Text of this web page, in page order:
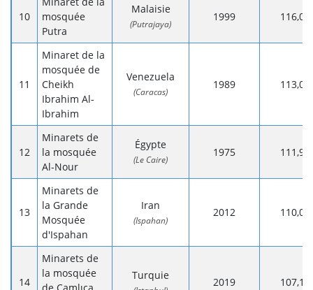
mosquée
Putra
Malaisie
(Putrajaya)
1999 116,0
Minaret de la
mosquée de
Cheikh
Ibrahim Al-
Ibrahim
Venezuela
(Caracas)
1989 113,0
Minarets de
la mosquée
Al-Nour
Égypte
(Le Caire)
1975 111,9
Minarets de
la Grande
Mosquée
d'Ispahan
Iran
(Ispahan)
2012 110,0
Minarets de
la mosquée
Turquie
2019 107,1